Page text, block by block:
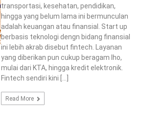
transportasi, kesehatan, pendidikan,
hingga yang belum lama ini bermunculan
adalah keuangan atau finansial. Start up
berbasis teknologi dengn bidang finansial
ini lebih akrab disebut fintech. Layanan
yang diberikan pun cukup beragam lho,
mulai dari KTA, hingga kredit elektronik.
Fintech sendiri kini […]
Read More